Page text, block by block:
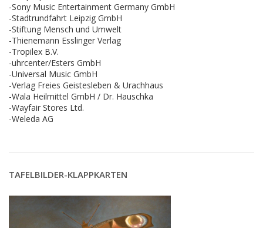
-Sony Music Entertainment Germany GmbH
-Stadtrundfahrt Leipzig GmbH
-Stiftung Mensch und Umwelt
-Thienemann Esslinger Verlag
-Tropilex B.V.
-uhrcenter/Esters GmbH
-Universal Music GmbH
-Verlag Freies Geistesleben & Urachhaus
-Wala Heilmittel GmbH / Dr. Hauschka
-Wayfair Stores Ltd.
-Weleda AG
TAFELBILDER-KLAPPKARTEN